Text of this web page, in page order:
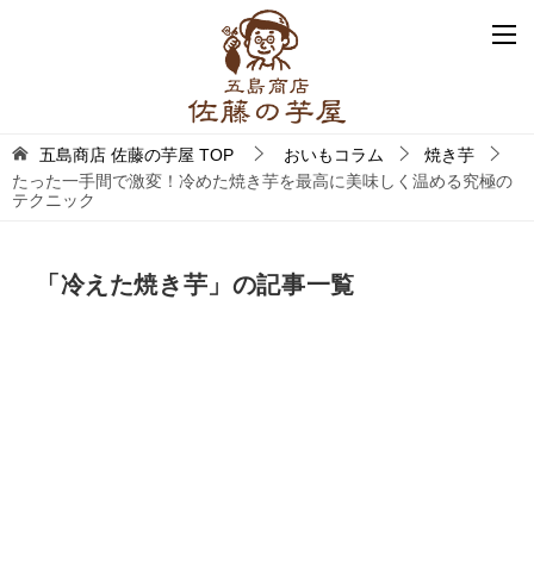
五島商店 佐藤の芋屋 TOP おいもコラム
焼き芋
たった一手間で激変！冷めた焼き芋を最高に美味しく温める究極の
テクニック
「冷えた焼き芋」の記事一覧